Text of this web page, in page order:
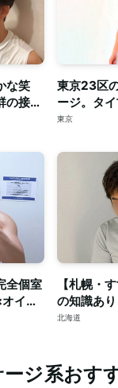
な笑
の接客
ラピ
東京23区
ージ。タ
身を深く整
東京
全個室
イル
で
【札幌・
の知識あ
短髪筋トレ
北海道
ジ系おす